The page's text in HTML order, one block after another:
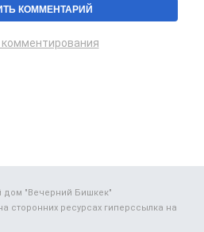
комментирования
дом "Вечерний Бишкек"
сторонних ресурсах гиперссылка на